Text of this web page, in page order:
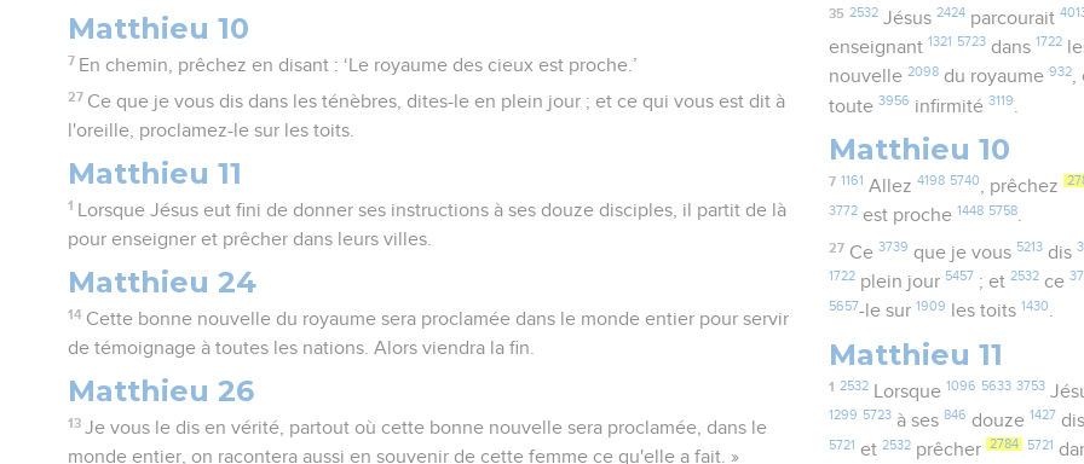
Matthieu 10
7 En chemin, prêchez en disant : ‘Le royaume des cieux est proche.’
27 Ce que je vous dis dans les ténèbres, dites-le en plein jour ; et ce qui vous est dit à
l'oreille, proclamez-le sur les toits.
Matthieu 11
1
Lorsque Jésus eut fini de donner ses instructions à ses douze disciples, il partit de là
pour enseigner et prêcher dans leurs villes.
Matthieu 24
14 Cette bonne nouvelle du royaume sera proclamée dans le monde entier pour servir
de témoignage à toutes les nations. Alors viendra la fin.
Matthieu 26
13 Je vous le dis en vérité, partout où cette bonne nouvelle sera proclamée, dans le
monde entier, on racontera aussi en souvenir de cette femme ce qu'elle a fait. »
35 2532Jésus 2424parcourait
enseignant 1321 5723 dans 1722
nouvelle2098 du royaume932,
toute3956 infirmité3119
Matthieu 10
7 1161 Allez 4198 5740, prêchez
3772 est proche 1448 5758.
27 Ce 3739 que je vous 5213dis
1722 plein jour 5457 ; et2532 ce
5657-le sur 1909 les toits 1430.
Matthieu 11
1 2532Lorsque 1096 5633 3753
1299 5723 à ses846 douze 1427
5721 et2532 prêcher 2784 5721